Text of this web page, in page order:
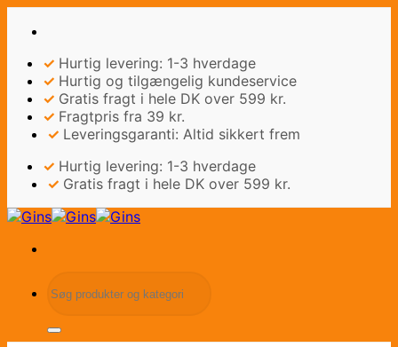
✓ Hurtig levering: 1-3 hverdage
✓ Hurtig og tilgængelig kundeservice
✓ Gratis fragt i hele DK over 599 kr.
✓ Fragtpris fra 39 kr.
✓ Leveringsgaranti: Altid sikkert frem
✓ Hurtig levering: 1-3 hverdage
✓ Gratis fragt i hele DK over 599 kr.
efter: